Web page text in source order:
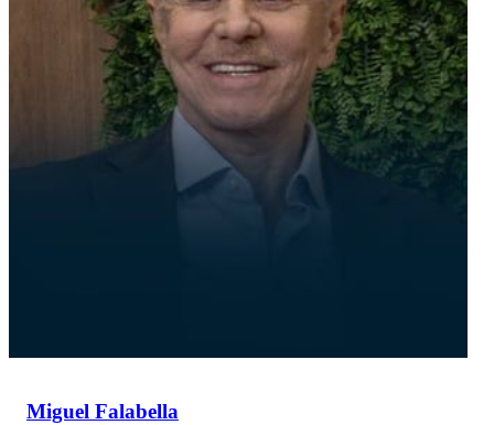
Miguel Falabella